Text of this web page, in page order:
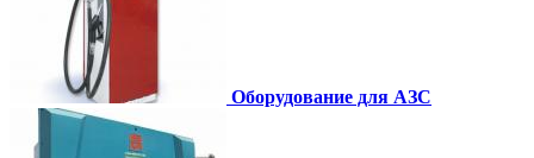
Оборудование для АЗС